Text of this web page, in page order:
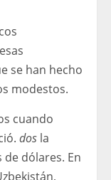
se han hecho
modestos.
cuando
dos la
dólares. En